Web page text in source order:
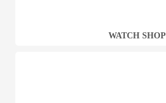
WATCH SHOP